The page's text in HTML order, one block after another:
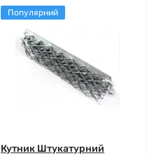
Популярний
Кутник Штукатурний